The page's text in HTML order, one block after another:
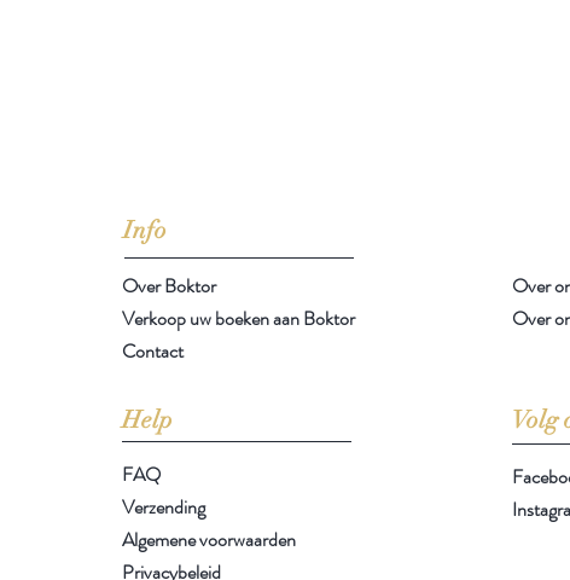
Info
Over Boktor
Verkoop uw boeken aan Boktor
Contact
Help Volg
FAQ
Verzending
Algemene voorwaarden
Privacybeleid
Over
Over